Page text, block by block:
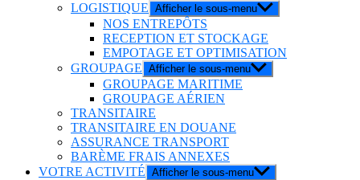
LOGISTIQUE Afficher le sous-menu
NOS ENTREPÔTS
RECEPTION ET STOCKAGE
EMPOTAGE ET OPTIMISATION
GROUPAGE Afficher le sous-menu
GROUPAGE MARITIME
GROUPAGE AÉRIEN
TRANSITAIRE
TRANSITAIRE EN DOUANE
ASSURANCE TRANSPORT
BARÈME FRAIS ANNEXES
VOTRE ACTIVITÉ Afficher le sous-menu